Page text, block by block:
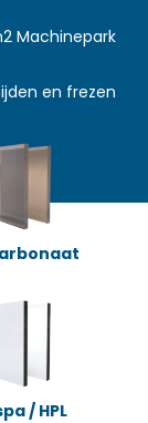
Machinepark
en frezen
/ HPL